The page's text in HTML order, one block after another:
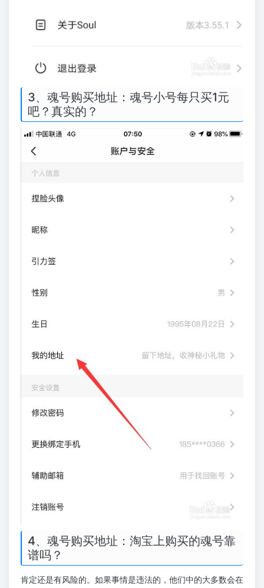
3、魂号购买地址：魂号小号每只买1元
吧？真实的？
4、魂号购买地址：淘宝上购买的魂号靠
谱吗？
肯定还是有风险的。如果事情是违法的，他们中的大多数会在